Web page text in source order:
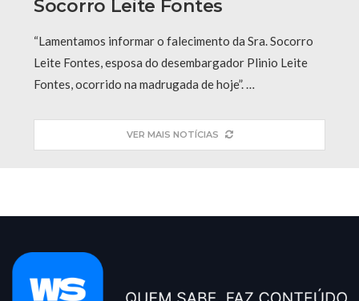
Socorro Leite Fontes
“Lamentamos informar o falecimento da Sra. Socorro
Leite Fontes, esposa do desembargador Plinio Leite
Fontes, ocorrido na madrugada de hoje”. …
VER MAIS NOTÍCIAS